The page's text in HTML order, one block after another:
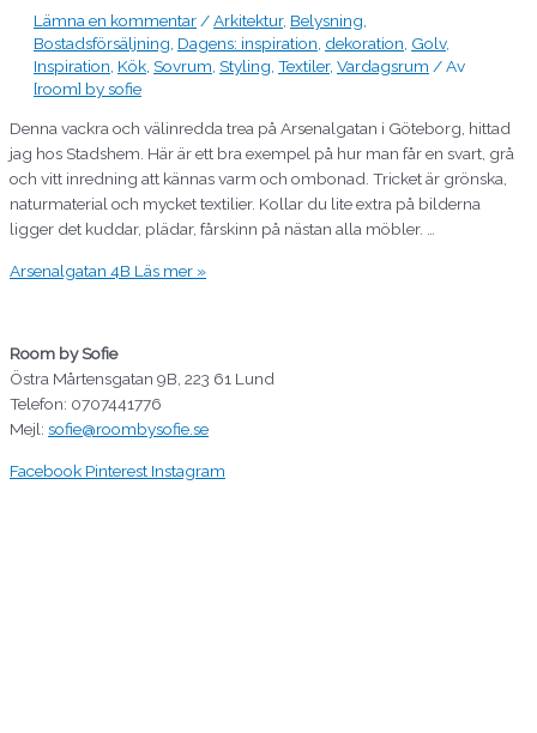
Lämna en kommentar /Arkitektur, Belysning
Bostadsförsäljning Dagens: inspiration dekoration Golv,
Inspiration Kök Sovrum Styling Textiler, Vardagsrum / Av
[room] by sofie
Denna vackra och välinredda trea på Arsenalgatan i Göteborg, hittad
jag hos Stadshem. Här är ett bra exempel på hur man får en svart, grå
och vitt inredning att kännas varm och ombonad. Tricket är grönska,
naturmaterial och mycket textilier. Kollar du lite extra på bilderna
ligger det kuddar, plädar, fårskinn på nästan alla möbler. …
Arsenalgatan 4B Läs mer »
Room by Sofie
Östra Mårtensgatan 9B, 223 61 Lund
Telefon: 0707441776
Mejl: sofie@roombysofie.se
Facebook Pinterest Instagram